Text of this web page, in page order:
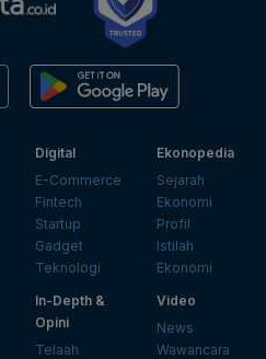
Digital
E-Commerce
Fintech
Startup
Gadget
Teknologi
Ekonopedia
Sejarah
Ekonomi
Profil
Istilah
Ekonomi
In-Depth &
Opini
Telaah
Video
News
Wawancara